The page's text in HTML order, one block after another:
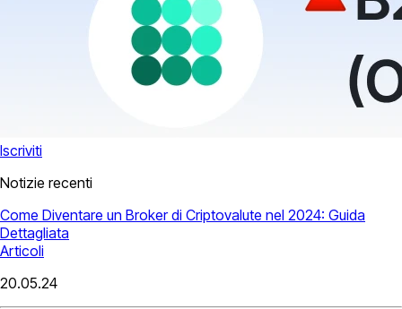
Iscriviti
Notizie recenti
Come Diventare un Broker di Criptovalute nel 2024: Guida
Dettagliata
Articoli
20.05.24